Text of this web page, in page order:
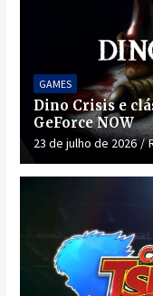
GAMES
Dino Crisis e
GeForce NOW
23 de julho de 2026